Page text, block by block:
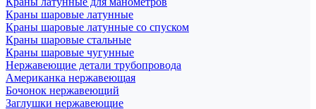
Краны шаровые латунные
Краны шаровые латунные со спуском
Краны шаровые стальные
Краны шаровые чугунные
Нержавеющие детали трубопровода
Американка нержавеющая
Бочонок нержавеющий
Заглушки нержавеющие